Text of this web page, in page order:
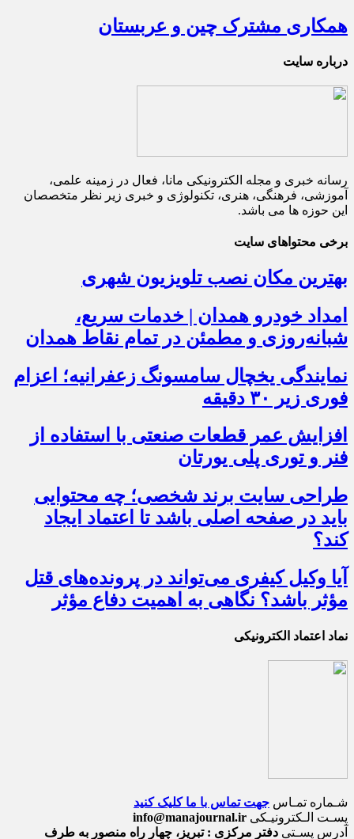
همکاری مشترک چین و عربستان
درباره سایت
رسانه خبری و مجله الکترونیکی مانا، فعال در زمینه علمی،
آموزشی، فرهنگی، هنری، تکنولوژی و خبری زیر نظر متخصصان
این حوزه ها می باشد.
برخی محتواهای سایت
بهترین مکان نصب تلویزیون شهری
امداد خودرو همدان | خدمات سریع،
شبانه‌روزی و مطمئن در تمام نقاط همدان
نمایندگی یخچال سامسونگ زعفرانیه؛ اعزام
فوری زیر ۳۰ دقیقه
افزایش عمر قطعات صنعتی با استفاده از
فنر و توری پلی یورتان
طراحی سایت برند شخصی؛ چه محتوایی
باید در صفحه اصلی باشد تا اعتماد ایجاد
کند؟
آیا وکیل کیفری می‌تواند در پرونده‌های قتل
مؤثر باشد؟ نگاهی به اهمیت دفاع مؤثر
نماد اعتماد الکترونیکی
شـماره تمـاس جهت تماس با ما کلیک کنید
پسـت الـکترونیـکی info@manajournal.ir
آدرس پسـتی دفتر مرکزی : تبریز، چهار راه منصور به طرف